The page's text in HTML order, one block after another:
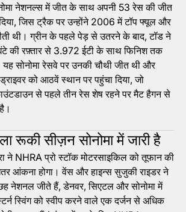
नेशनल्स में जीत के साथ अपनी 53 रेस की जीत
जिस ट्रैक पर उन्होंने 2006 में टॉप फ्यूल और
थी। ग्रीन के पहले पेड़ से उतरने के बाद, टॉड ने
की रफ़्तार से 3.972 ईटी के साथ फिनिश तक
सोनोमा रेसवे पर उनकी चौथी जीत थी और
को आठवें स्थान पर पहुंचा दिया, जो
से पहले तीन रेस शेष रहने पर मैट हैगन से
रूकी सीज़न सोनोमा में जारी है
ने NHRA प्रो स्टॉक मोटरसाइकिल को तूफान की
आंकना होगा। वेंस और हाइन्स सुजुकी राइडर ने
नेशनल जीते हैं, डेनवर, सिएटल और सोनोमा में
स्विंग को स्वीप करने वाले एक दर्जन से अधिक